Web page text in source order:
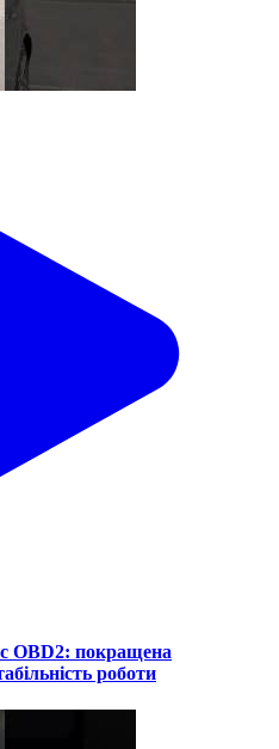
OBD2: покращена
роботи